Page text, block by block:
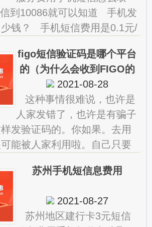
到10086就可以知道 手机发
钱？ 手机短信费用是0.1元/
figo短信验证码是哪个平台
的（为什么会收到FIGO的
验证码短信）
2021-08-28
这种事情很难说，也许是
人家发错了，也许是有骗子
发验证码的。你如果。去用
能被人家利用啦。自己只要
是哪家的啊？
苏州手机短信息费用
2021-08-27
苏州地区建行卡3元短信